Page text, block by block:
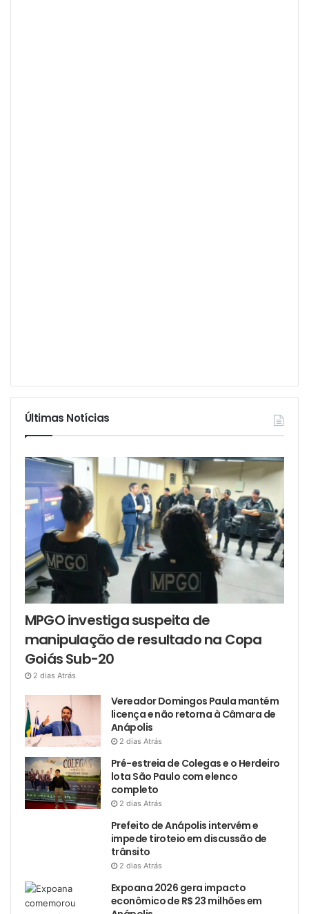
Últimas Notícias
MPGO investiga suspeita de
manipulação de resultado na Copa
Goiás Sub-20
2 dias Atrás
Vereador Domingos Paula mantém
licença e não retorna à Câmara de
Anápolis
2 dias Atrás
Pré-estreia de Colegas e o Herdeiro
lota São Paulo com elenco
completo
2 dias Atrás
Prefeito de Anápolis intervém e
impede tiroteio em discussão de
trânsito
2 dias Atrás
Expoana 2026 gera impacto
econômico de R$ 23 milhões em